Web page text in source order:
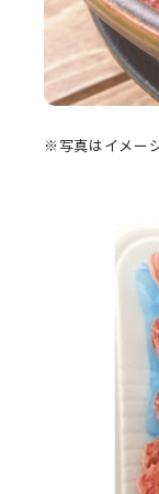
※写真はイメー